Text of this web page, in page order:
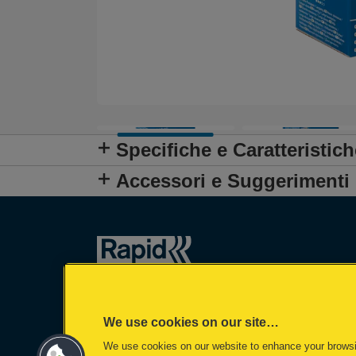
Specifiche e
Accessori e Suggerimenti
We use cookies on our site…
We use cookies on our website to enhance your